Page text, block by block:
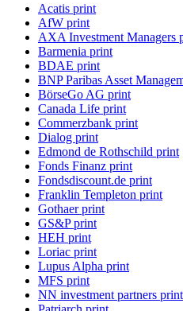
Acatis print
AfW print
AXA Investment Managers
Barmenia print
BDAE print
BNP Paribas Asset
BörseGo AG print
Canada Life print
Commerzbank print
Dialog print
Edmond de Rothschild print
Fonds Finanz print
Fondsdiscount.de print
Franklin Templeton print
Gothaer print
GS&P print
HEH print
Loriac print
Lupus Alpha print
MFS print
NN investment partners print